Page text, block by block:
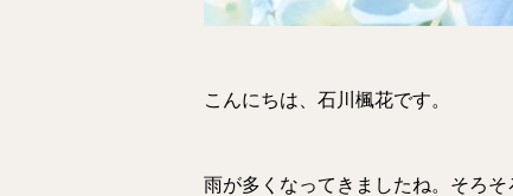
こんにちは、石川楓花です。
雨が多くなってきましたね。そろそ